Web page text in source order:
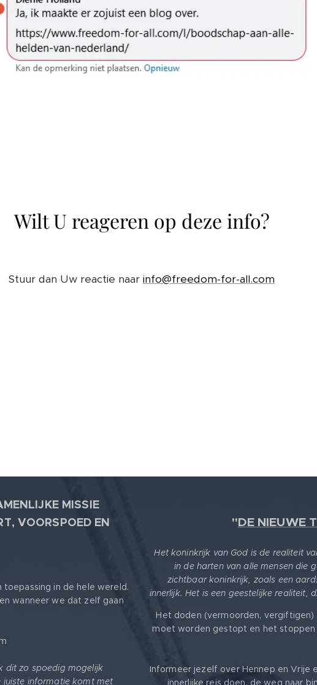
Wilt U reageren op deze info?
Stuur dan Uw reactie naar info@freedom-for-all.com
MISSIE
VOORSPOED EN
toepassing in de hele wereld.
wanneer we dat zelf gaan
dit zo spoedig mogelijk
informatie komt met
"DE NIEUWE
Het koninkrijk van God is de realiteit
in de harten van alle mensen die
zichtbaar koninkrijk, zoals een
innerlijk. Het is een geestelijke realiteit,
Het doden (vermoorden,
moet worden gestopt en het
Informeer jezelf over Hennep en Vrije
innerlijke reis doen, de weg naar